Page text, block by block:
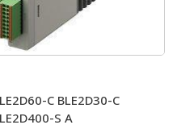
C BLE2D30-C
S A